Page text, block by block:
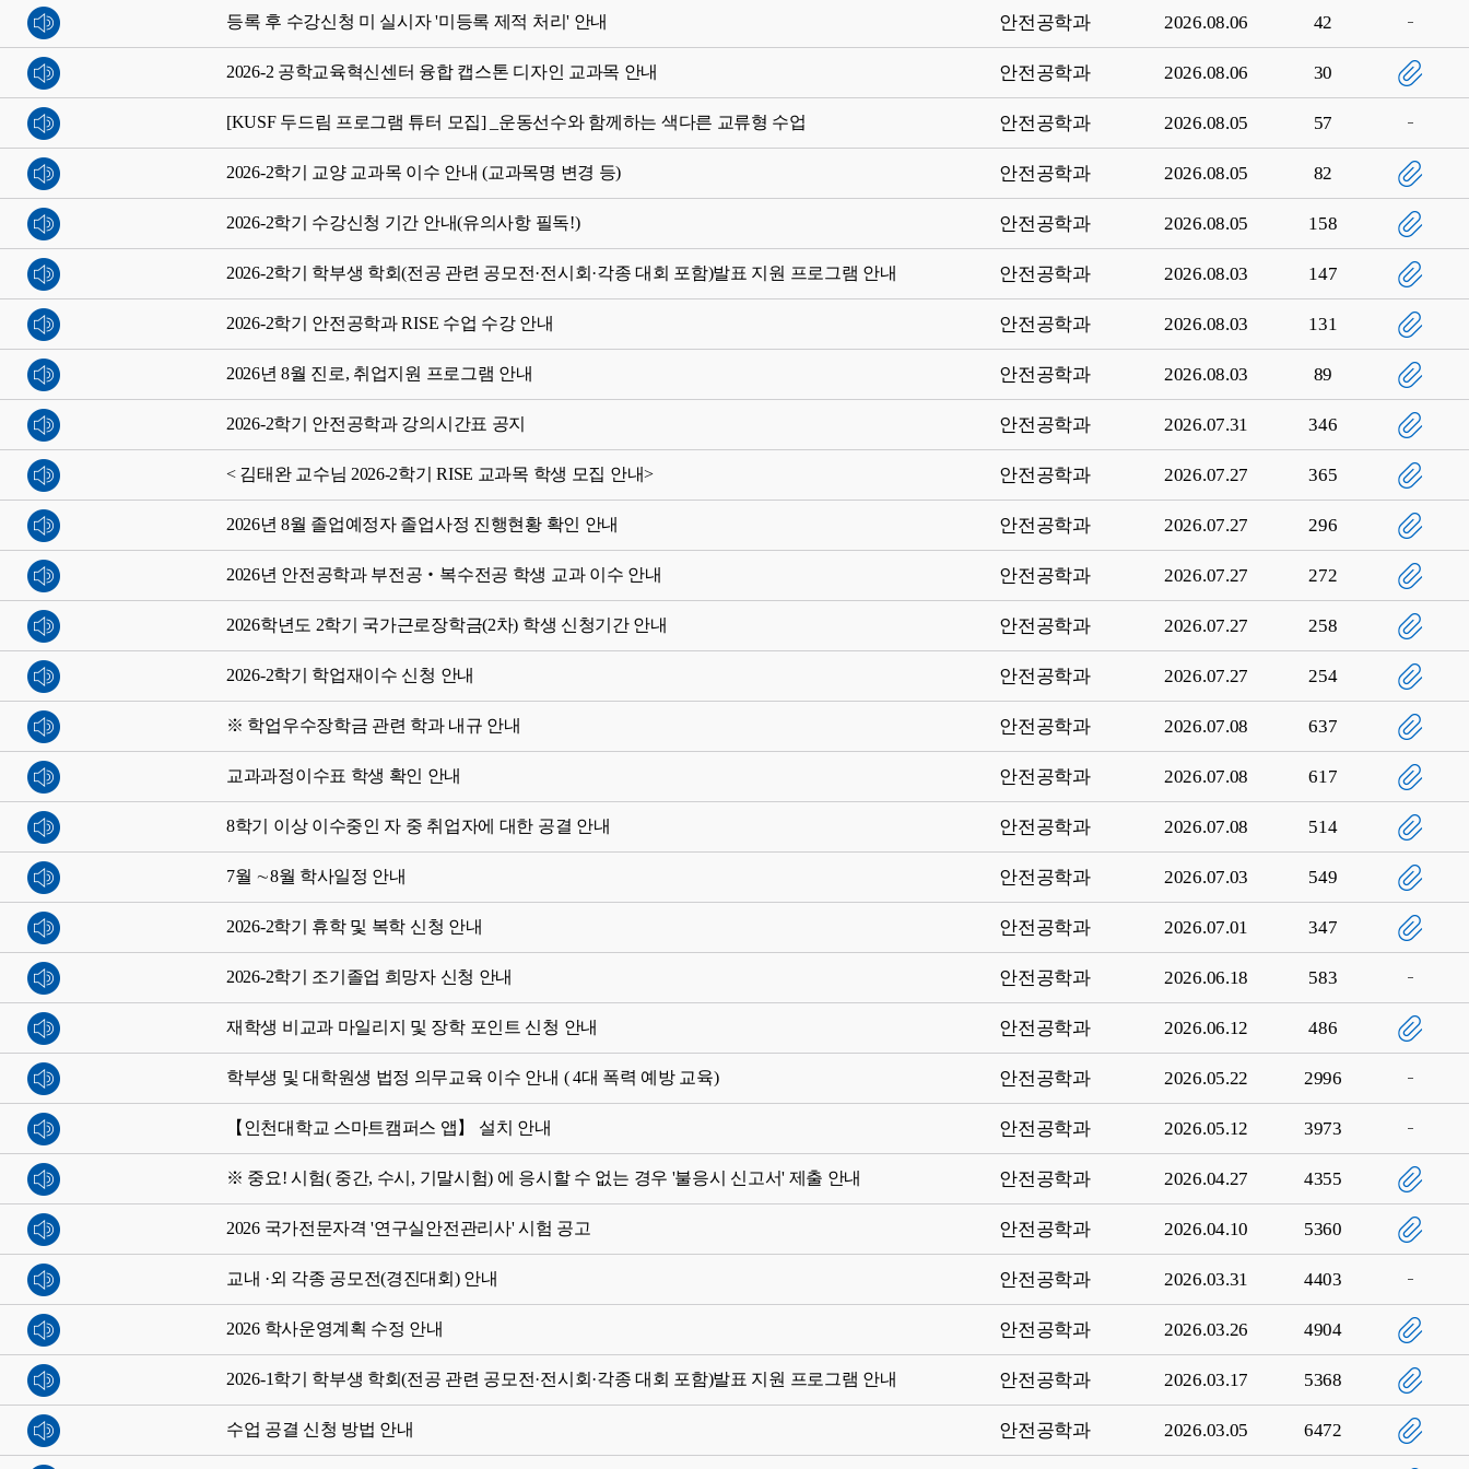
등록 후 수강신청 미 실시자 '미등록 제적 처리' 안내 안전공학과 2026.08.06 42
2026-2 공학교육혁신센터 융합 캡스톤 디자인 교과목 안내 안전공학과 2026.08.06 30
[KUSF 두드림 프로그램 튜터 모집] _운동선수와 함께하는 색다른 교류형 수업 안전공학과 2026.08.05 57
2026-2학기 교양 교과목 이수 안내 (교과목명 변경 등) 안전공학과 2026.08.05 82
2026-2학기 수강신청 기간 안내(유의사항 필독!) 안전공학과 2026.08.05 158
2026-2학기 학부생 학회(전공 관련 공모전·전시회·각종 대회 포함)발표 지원 프로그램 안내 안전공학과 2026.08.03 147
2026-2학기 안전공학과 RISE 수업 수강 안내 안전공학과 2026.08.03 131
2026년 8월 진로, 취업지원 프로그램 안내 안전공학과 2026.08.03 89
2026-2학기 안전공학과 강의시간표 공지 안전공학과 2026.07.31 346
< 김태완 교수님 2026-2학기 RISE 교과목 학생 모집 안내> 안전공학과 2026.07.27 365
2026년 8월 졸업예정자 졸업사정 진행현황 확인 안내 안전공학과 2026.07.27 296
2026년 안전공학과 부전공‧복수전공 학생 교과 이수 안내 안전공학과 2026.07.27 272
2026학년도 2학기 국가근로장학금(2차) 학생 신청기간 안내 안전공학과 2026.07.27 258
2026-2학기 학업재이수 신청 안내 안전공학과 2026.07.27 254
※ 학업우수장학금 관련 학과 내규 안내 안전공학과 2026.07.08 637
교과과정이수표 학생 확인 안내 안전공학과 2026.07.08 617
8학기 이상 이수중인 자 중 취업자에 대한 공결 안내 안전공학과 2026.07.08 514
7월 ∼8월 학사일정 안내 안전공학과 2026.07.03 549
2026-2학기 휴학 및 복학 신청 안내 안전공학과 2026.07.01 347
2026-2학기 조기졸업 희망자 신청 안내 안전공학과 2026.06.18 583
재학생 비교과 마일리지 및 장학 포인트 신청 안내 안전공학과 2026.06.12 486
학부생 및 대학원생 법정 의무교육 이수 안내 ( 4대 폭력 예방 교육) 안전공학과 2026.05.22 2996
【인천대학교 스마트캠퍼스 앱】 설치 안내 안전공학과 2026.05.12 3973
※ 중요! 시험( 중간, 수시, 기말시험) 에 응시할 수 없는 경우 '불응시 신고서' 제출 안내 안전공학과 2026.04.27 4355
2026 국가전문자격 '연구실안전관리사' 시험 공고 안전공학과 2026.04.10 5360
교내 ·외 각종 공모전(경진대회) 안내 안전공학과 2026.03.31 4403
2026 학사운영계획 수정 안내 안전공학과 2026.03.26 4904
2026-1학기 학부생 학회(전공 관련 공모전·전시회·각종 대회 포함)발표 지원 프로그램 안내 안전공학과 2026.03.17 5368
수업 공결 신청 방법 안내 안전공학과 2026.03.05 6472